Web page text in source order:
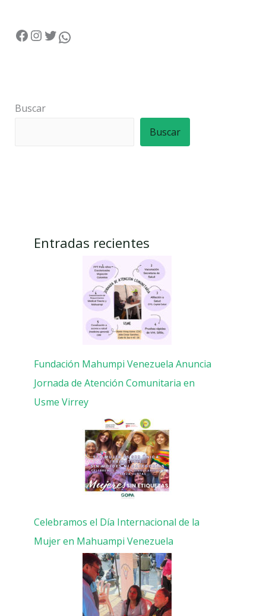
Buscar
Buscar
Entradas recientes
Fundación Mahumpi Venezuela Anuncia
Jornada de Atención Comunitaria en
Usme Virrey
Celebramos el Día Internacional de la
Mujer en Mahuampi Venezuela